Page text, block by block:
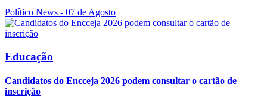
Político News - 07 de Agosto
Educação
Candidatos do Encceja 2026 podem consultar o cartão de
inscrição